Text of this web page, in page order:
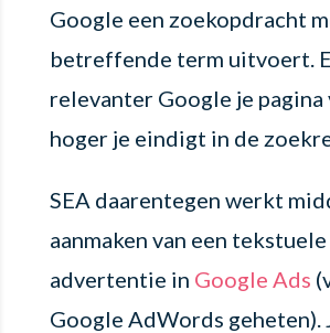
Google een zoekopdracht
betreffende term uitvoert.
relevanter Google je pagina
hoger je eindigt in de
SEA daarentegen werkt
aanmaken van een tekstuele
advertentie in Google Ads
Google AdWords geheten).